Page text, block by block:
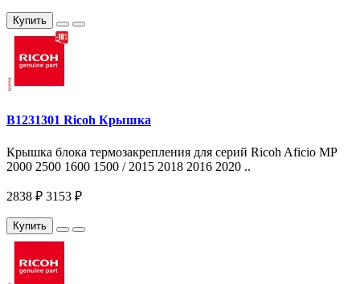
Купить
B1231301 Ricoh Крышка
Крышка блока термозакрепления для серий Ricoh Aficio MP
2000 2500 1600 1500 / 2015 2018 2016 2020 ..
2838 ₽ 3153 ₽
Купить